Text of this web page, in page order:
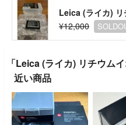
¥12,000
「Leica (ライカ) リチウム
近い商品